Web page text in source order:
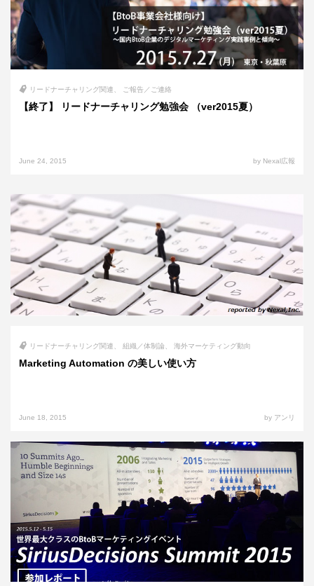
リードナーチャリング関連 ご報告／ご連絡
【終了】 リードナーチャリング勉強会 （ver2015夏）
June 24, 2015 by Nexal広報
リードナーチャリング関連 組織／体制論 海外マーケティング動向
Marketing Automation の美しい使い方
June 18, 2015 by アンリ